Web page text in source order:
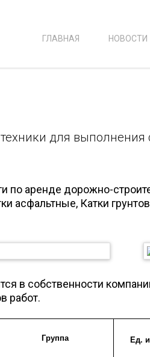
ГЛАВНАЯ НОВОСТИ
для
по аренде дорожно-
асфальтные, Катки
в собственности
работ.
Группа Ед.